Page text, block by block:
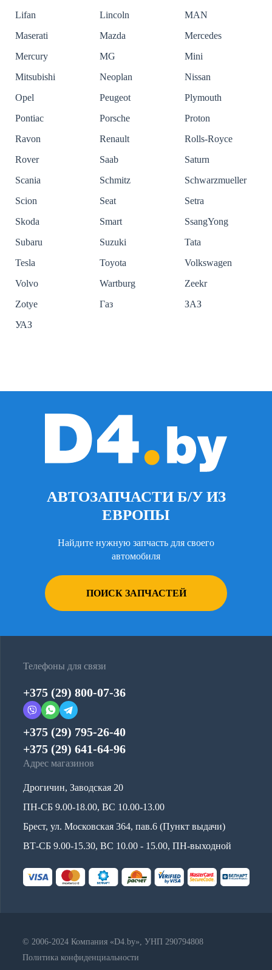
Lifan
Lincoln
MAN
Maserati
Mazda
Mercedes
Mercury
MG
Mini
Mitsubishi
Neoplan
Nissan
Opel
Peugeot
Plymouth
Pontiac
Porsche
Proton
Ravon
Renault
Rolls-Royce
Rover
Saab
Saturn
Scania
Schmitz
Schwarzmueller
Scion
Seat
Setra
Skoda
Smart
SsangYong
Subaru
Suzuki
Tata
Tesla
Toyota
Volkswagen
Volvo
Wartburg
Zeekr
Zotye
Газ
ЗАЗ
УАЗ
АВТОЗАПЧАСТИ Б/У ИЗ
ЕВРОПЫ
Найдите нужную запчасть для своего
автомобиля
ПОИСК ЗАПЧАСТЕЙ
Телефоны для связи
+375 (29) 800-07-36
+375 (29) 795-26-40
+375 (29) 641-64-96
Адрес магазинов
Дрогичин, Заводская 20
ПН-СБ 9.00-18.00, ВС 10.00-13.00
Брест, ул. Московская 364, пав.6 (Пункт выдачи)
ВТ-СБ 9.00-15.30, ВС 10.00 - 15.00, ПН-выходной
© 2006-2024 Компания «D4.by», УНП 290794808
Политика конфиденциальности